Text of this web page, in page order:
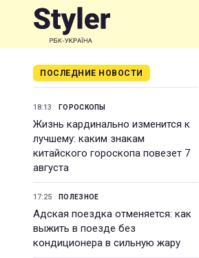
ПОСЛЕДНИЕ НОВОСТИ
18:13 ГОРОСКОПЫ
Жизнь кардинально изменится к
лучшему: каким знакам
китайского гороскопа повезет 7
августа
17:25 ПОЛЕЗНОЕ
Адская поездка отменяется: как
выжить в поезде без
кондиционера в сильную жару